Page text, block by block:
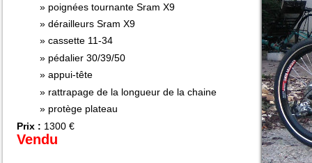
poignées tournante Sram X9
dérailleurs Sram X9
cassette 11-34
pédalier 30/39/50
appui-tête
rattrapage de la longueur de la chaine
protège plateau
Prix : 1300 €
Vendu